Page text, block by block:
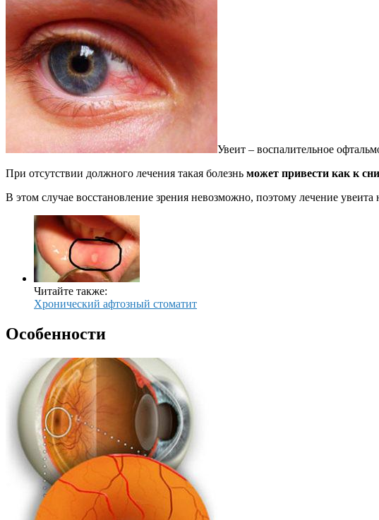
Увеит – воспалительное
При отсутствии должного лечения такая болезнь может привести как к
В этом случае восстановление зрения невозможно, поэтому лечение
Читайте также:
Хронический афтозный стоматит
Особенности